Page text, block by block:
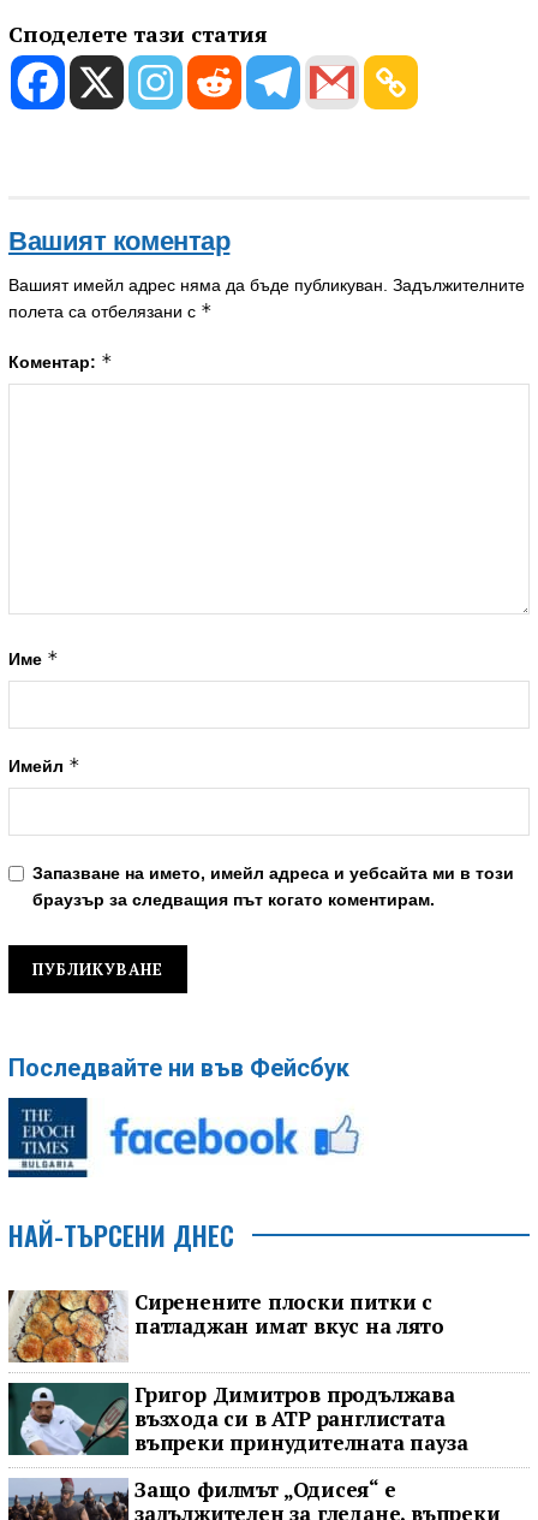
Споделете тази статия
Вашият коментар
Вашият имейл адрес няма да бъде публикуван. Задължителните
полета са отбелязани с *
Коментар: *
Име *
Имейл *
Запазване на името, имейл адреса и уебсайта ми в този
браузър за следващия път когато коментирам.
Последвайте ни във Фейсбук
НАЙ-ТЪРСЕНИ ДНЕС
Сиренените плоски питки с
патладжан имат вкус на лято
Григор Димитров продължава
възхода си в ATP ранглистата
въпреки принудителната пауза
Защо филмът „Одисея“ е
задължителен за гледане, въпреки